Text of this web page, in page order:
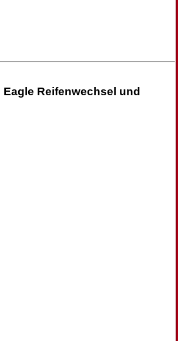
Eagle Reifenwechsel und